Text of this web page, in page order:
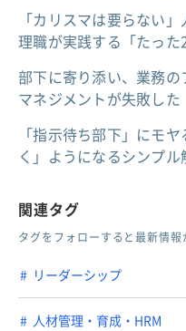
「カリスマは要らない
理職が実践する「たった2
部下に寄り添い、業務
マネジメントが失敗した
「指示待ち部下」にモ
く」ようになるシンプル
関連タグ
タグをフォローすると最新情
リーダーシップ
人材管理・育成・HRM